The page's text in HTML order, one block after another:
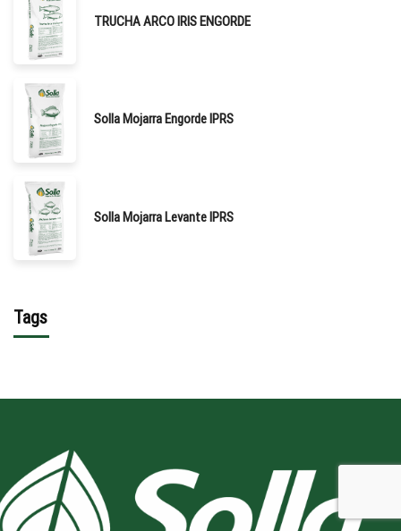
TRUCHA ARCO IRIS ENGORDE
Solla Mojarra Engorde IPRS
Solla Mojarra Levante IPRS
Tags